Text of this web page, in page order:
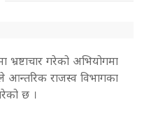
भ्रष्टाचार गरेको अभियोगमा
राजस्व विभागका
छ ।